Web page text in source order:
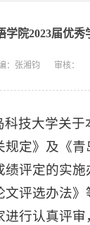
学院2023届优
：张湘钧 审核：
科技大学关于
规定》及《
绩评定的实
文评选办法
进行认真评